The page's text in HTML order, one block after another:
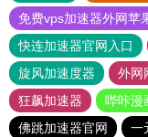
免费vps加速器外网苹
快连加速器官网入口
旋风加速度器
外网
狂飙加速器
哔咔漫
佛跳加速器官网
一